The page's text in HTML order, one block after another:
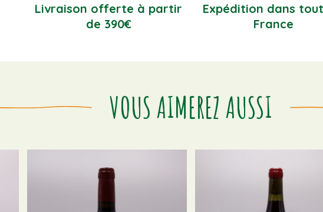
Livraison offerte à partir
de 390€
Expédition dans
France
VOUS AIMEREZ AUSSI